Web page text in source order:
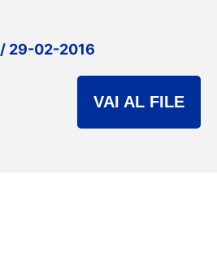
/ 29-02-2016
VAI AL FILE